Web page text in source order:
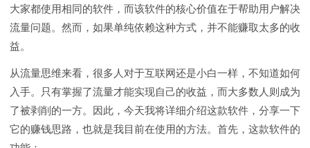
大家都使用相同的软件，而该软件的核心价值在于帮助用户解决
流量问题。然而，如果单纯依赖这种方式，并不能赚取太多的收
益。
从流量思维来看，很多人对于互联网还是小白一样，不知道如何
入手。只有掌握了流量才能实现自己的收益，而大多数人则成为
了被剥削的一方。因此，今天我将详细介绍这款软件，分享一下
它的赚钱思路，也就是我目前在使用的方法。首先，这款软件的